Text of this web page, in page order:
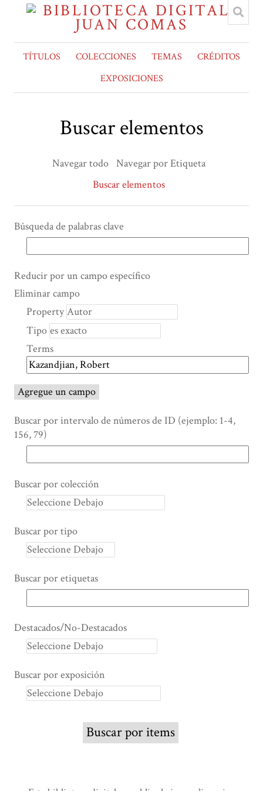
TÍTULOS COLECCIONES TEMAS
CRÉDITOS
EXPOSICIONES
Buscar elementos
Navegar todo Navegar por Etiqueta
Buscar elementos
Búsqueda de palabras clave
Number
rows
"Reducir
por
campo
específico":
1
Reducir por un campo específico
Search Property
Tipo de búsqueda
Términos de búsqueda
Ensamblador de Búsqueda
Eliminar campo
Property
Tipo
Terms
Agregue un campo
Buscar por intervalo de números de ID (ejemplo: 1-4,
156, 79)
Buscar por colección
Buscar por tipo
Buscar por etiquetas
Destacados/No-Destacados
Buscar por exposición